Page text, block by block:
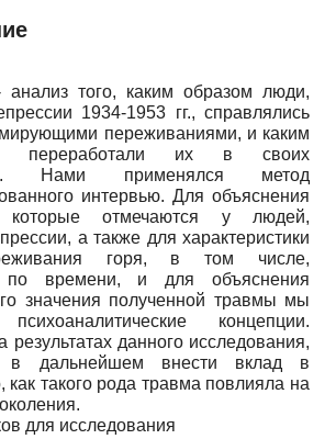
анализ того, каким образом люди,
1934-1953 гг., справлялись
переживаниями, и каким
переработали их в своих
Нами применялся метод
интервью. Для объяснения
которые отмечаются у людей,
а также для характеристики
горя, в том числе,
по времени, и для объяснения
значения полученной травмы мы
психоаналитические концепции.
данного исследования,
дальнейшем внести вклад в
как такого рода травма повлияла на
для исследования